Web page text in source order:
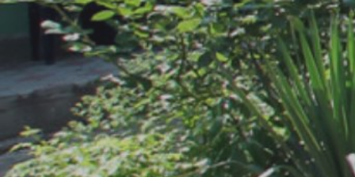
Студио (2-х местные)